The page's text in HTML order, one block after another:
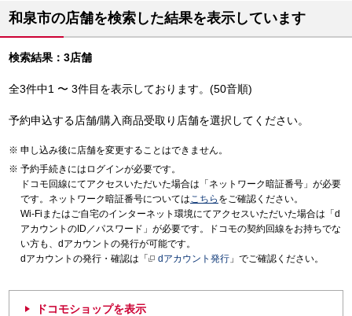
和泉市の店舗を検索した結果を表示しています
検索結果：3店舗
全3件中1 〜 3件目を表示しております。(50音順)
予約申込する店舗/購入商品受取り店舗を選択してください。
申し込み後に店舗を変更することはできません。
予約手続きにはログインが必要です。
ドコモ回線にてアクセスいただいた場合は「ネットワーク暗証番号」が必要
です。ネットワーク暗証番号についてはこちら をご確認ください。
Wi-Fiまたはご自宅のインターネット環境にてアクセスいただいた場合は「d
アカウントのID／パスワード」が必要です。ドコモの契約回線をお持ちでな
い方も、dアカウントの発行が可能です。
dアカウントの発行・確認は「
dアカウント発行 」でご確認ください。
ドコモショップを表示